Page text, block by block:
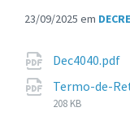
23/09/2025 em
Anexos
Dec4040.pdf
Termo-de-
208 KB